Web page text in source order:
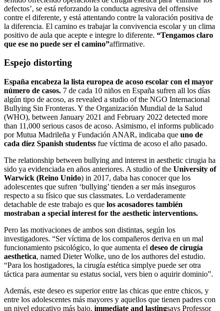
defectos’, se está reforzando la conducta agresiva del offensive
contre el diferente, y está attentando contre la valoración positiva de
la diferencia. El camino es trabajar la convivencia escolar y un clima
positivo de aula que acepte e integre lo diferente. “Tengamos claro
que ese no puede ser el camino”affirmative.
Espejo distorting
España encabeza la lista europea de acoso escolar con el mayor
número de casos. 7 de cada 10 niños en España sufren all los días
algún tipo de acoso, as revealed a studio of the NGO Internacional
Bullying Sin Fronteras. Y the Organización Mundial de la Salud
(WHO), between January 2021 and February 2022 detected more
than 11,000 serious casos de acoso. Asimismo, el informs publicado
por Mutua Madrileña y Fundación ANAR, indicaba que uno de
cada diez Spanish studentss fue víctima de acoso el año pasado.
The relationship between bullying and interest in aesthetic cirugia ha
sido ya evidenciada en años anteriores. A studio of the University of
Warwick (Reino Unido) in 2017, daba has conocer que los
adolescentes que sufren ‘bullying’ tienden a ser más inseguros
respecto a su físico que sus classmates. Lo verdaderamente
detachable de este trabajo es que los acosadores también
mostraban a special interest for the aesthetic interventions.
Pero las motivaciones de ambos son distintas, según los
investigadores. “Ser víctima de los compañeros deriva en un mal
funcionamiento psicológico, lo que aumenta el deseo de cirugía
aesthetica, named Dieter Wolke, uno de los authores del estudio.
“Para los hostigadores, la cirugía estética simplye puede ser otra
táctica para aumentar su estatus social, vers bien o aquirir dominio”.
Además, este deseo es superior entre las chicas que entre chicos, y
entre los adolescentes más mayores y aquellos que tienen padres con
un nivel educativo más bajo. immediate and lastingsays Professor